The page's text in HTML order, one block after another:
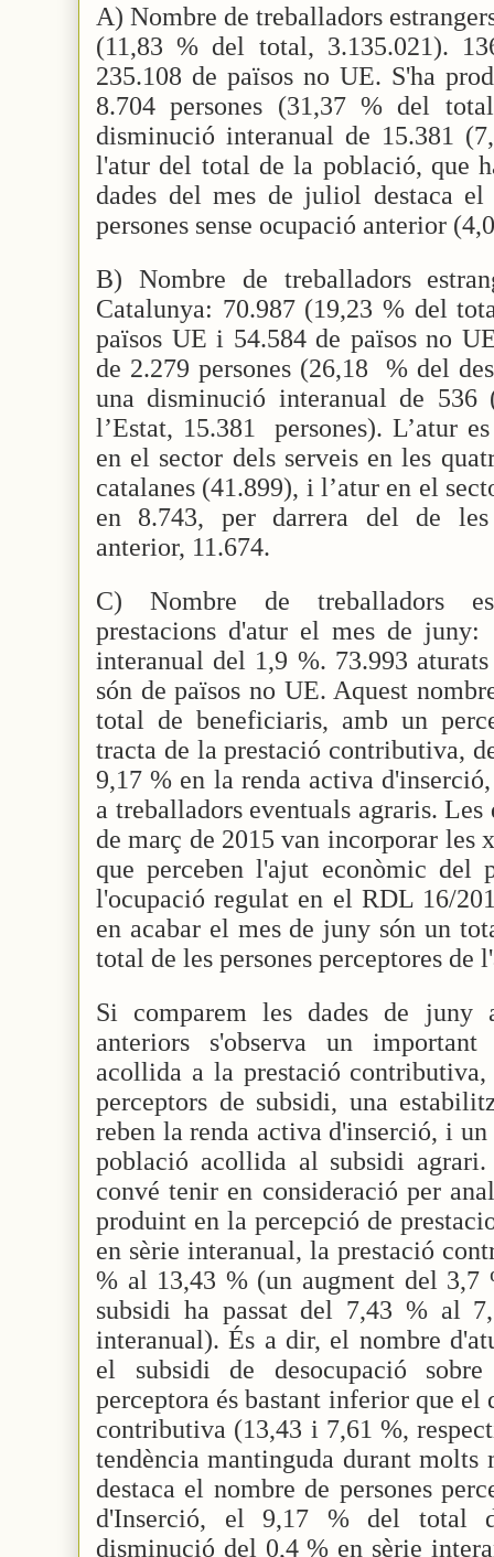
A) Nombre de treballadors
(11,83 % del total, 3.135.021).
235.108 de països no UE. S'ha
8.704 persones (31,37 % del
disminució interanual de 15.381
l'atur del total de la població, que
dades del mes de juliol destaca
persones sense ocupació anterior
B) Nombre de treballadors
Catalunya: 70.987 (19,23 % del
països UE i 54.584 de països no
de 2.279 persones (26,18
% del
una disminució interanual de
l’Estat, 15.381
persones). L’atur
en el sector dels serveis en les
catalanes (41.899), i l’atur en el
en 8.743, per darrera del de les
anterior, 11.674.
C) Nombre de treballadors
prestacions d'atur el mes de juny:
interanual del 1,9 %. 73.993
són de països no UE. Aquest
total de beneficiaris, amb un
tracta de la prestació contributiva,
9,17 % en la renda activa
a treballadors eventuals agraris. Les
de març de 2015 van incorporar les
que perceben l'ajut econòmic del
l'ocupació regulat en el RDL 16/
en acabar el mes de juny són un
total de les persones perceptores de
Si comparem les dades de juny
anteriors s'observa un
acollida a la prestació
perceptors de subsidi, una
reben la renda activa d'inserció, i
població acollida al subsidi
convé tenir en consideració per
produint en la percepció de
en sèrie interanual, la prestació
% al ​​13,43 % (un augment del
subsidi ha passat del 7,43 % al
interanual). És a dir, el nombre
el subsidi de desocupació
perceptora és bastant inferior que el
contributiva (13,43 i 7,61 %,
tendència mantinguda durant molts
destaca el nombre de persones
d'Inserció, el 9,17 % del total
disminució del 0,4 % en sèrie